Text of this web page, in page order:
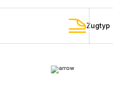
Zugtyp